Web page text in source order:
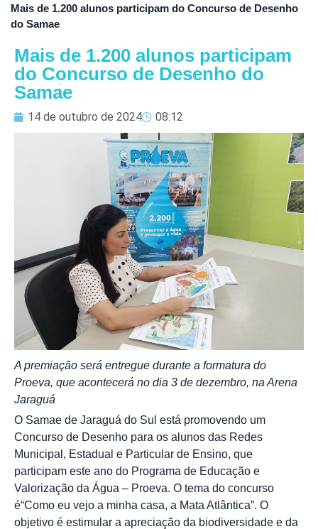
Mais de 1.200 alunos participam do Concurso de Desenho
do Samae
Mais de 1.200 alunos participam
do Concurso de Desenho do
Samae
14 de outubro de 2024 08:12
A premiação será entregue durante a formatura do
Proeva, que acontecerá no dia 3 de dezembro, na Arena
Jaraguá
O Samae de Jaraguá do Sul está promovendo um
Concurso de Desenho para os alunos das Redes
Municipal, Estadual e Particular de Ensino, que
participam este ano do Programa de Educação e
Valorização da Água – Proeva. O tema do concurso
é“Como eu vejo a minha casa, a Mata Atlântica”. O
objetivo é estimular a apreciação da biodiversidade e da